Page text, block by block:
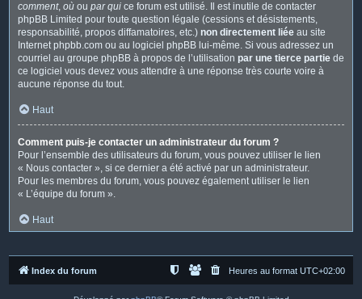
comment, où ou par qui ce forum est utilisé. Il est inutile de contacter
phpBB Limited pour toute question légale (cessions et désistements,
responsabilité, propos diffamatoires, etc.) non directement liée au site
Internet phpbb.com ou au logiciel phpBB lui-même. Si vous adressez un
courriel au groupe phpBB à propos de l’utilisation par une tierce partie de
ce logiciel vous devez vous attendre à une réponse très courte voire à
aucune réponse du tout.
Haut
Comment puis-je contacter un administrateur du forum ?
Pour l’ensemble des utilisateurs du forum, vous pouvez utiliser le lien
« Nous contacter », si ce dernier a été activé par un administrateur.
Pour les membres du forum, vous pouvez également utiliser le lien
« L’équipe du forum ».
Haut
Index du forum Heures au format UTC+02:00